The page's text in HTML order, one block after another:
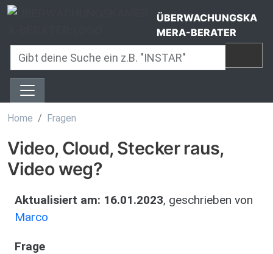
Direkt zum Inhalt
ÜBERWACHUNGSKA
MERA-BERATER
Home Fragen
Video, Cloud, Stecker raus,
Video weg?
Aktualisiert am: 16.01.2023, geschrieben von
Marco
Frage